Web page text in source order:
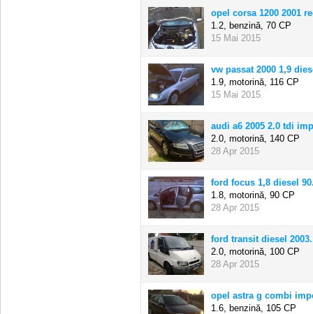
opel corsa 1200 2001
1.2, benzină, 70 CP
15 Mai 2015
vw passat 2000 1,9
1.9, motorină, 116 CP
15 Mai 2015
audi a6 2005 2.0 tdi
2.0, motorină, 140 CP
28 Apr 2015
ford focus 1,8 diesel
1.8, motorină, 90 CP
28 Apr 2015
ford transit diesel
2.0, motorină, 100 CP
28 Apr 2015
opel astra g combi
1.6, benzină, 105 CP